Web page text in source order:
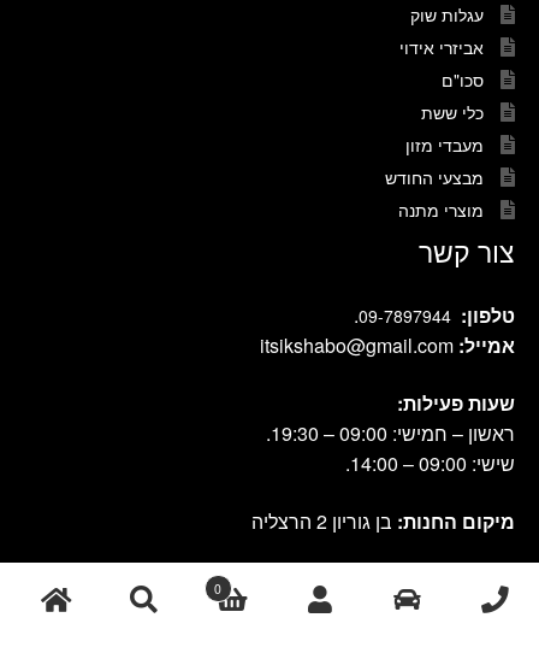
עגלות שוק
אביזרי אידוי
סכו"ם
כלי ששת
מעבדי מזון
מבצעי החודש
מוצרי מתנה
צור קשר
טלפון: 09-7897944
.
אמייל: itsikshabo@gmail.com
שעות פעילות:
ראשון – חמישי: 09:00 – 19:30.
שישי: 09:00 – 14:00.
מיקום החנות: בן גוריון 2 הרצליה
cook shop 2021 © אתר זה נבנה ועוצב על-ידי |אחסון
0